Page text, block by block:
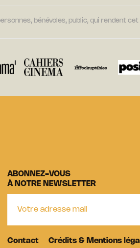
bénévoles, public, qui rendent cet
ABONNEZ-VOUS
À NOTRE NEWSLETTER
Contact Crédits & Mentions